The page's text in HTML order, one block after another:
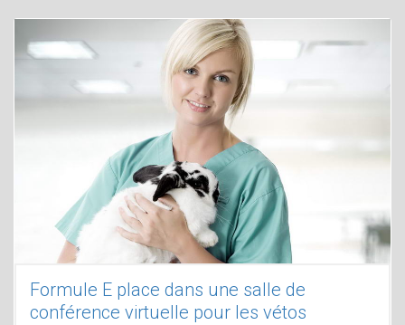
Formule E place dans une salle de
conférence virtuelle pour les vétos